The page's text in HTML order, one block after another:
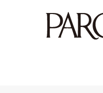
このたびの令和